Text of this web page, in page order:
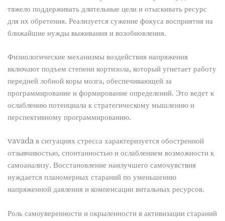
тяжело поддерживать длительные цели и отыскивать ресурс
для их обретения. Реализуется сужение фокуса восприятия на
ближайшие нужды выживания и возобновления.
Физиологические механизмы воздействия напряжения
включают подъем степени кортизола, который угнетает работу
передней лобной коры мозга, обеспечивающей за
программирование и формирование определений. Это ведет к
ослаблению потенциала к стратегическому мышлению и
перспективному программированию.
vavada в ситуациях стресса характеризуется обостренной
отзывчивостью, спонтанностью и ослаблением возможности к
самоанализу. Восстановление наилучшего самочувствия
нуждается планомерных стараний по уменьшению
напряженной давления и компенсации витальных ресурсов.
Роль самоуверенности и окрыленности в активизации стараний